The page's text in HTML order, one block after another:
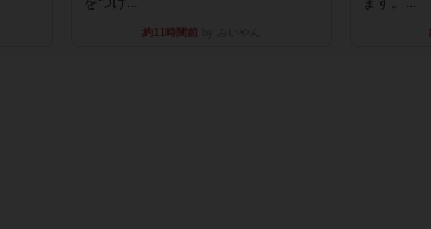
約11時間前